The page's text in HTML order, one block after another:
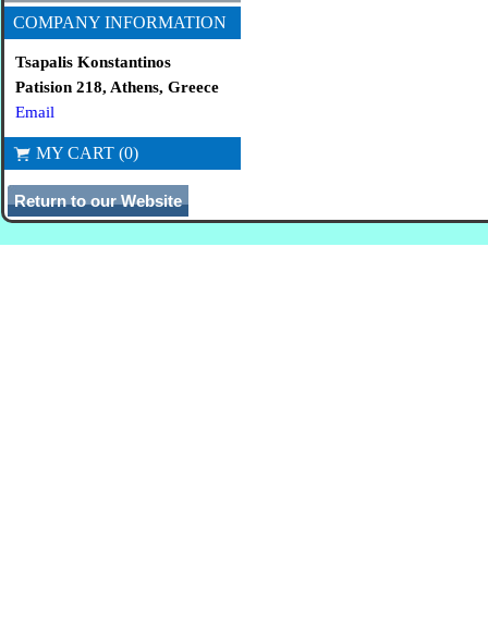
COMPANY INFORMATION
Tsapalis Konstantinos
Patision 218, Athens, Greece
Email
MY CART (0)